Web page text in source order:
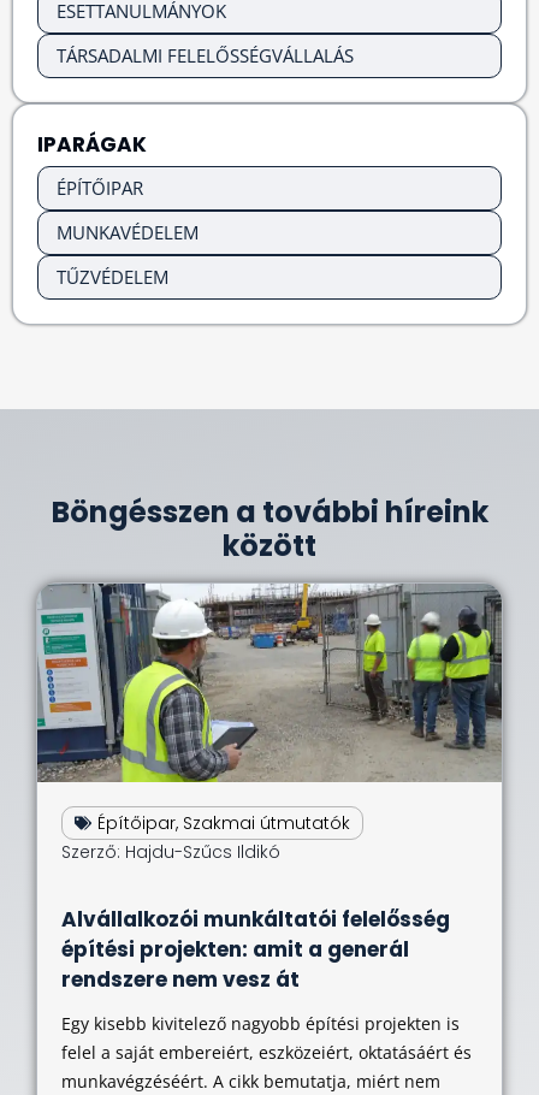
ESETTANULMÁNYOK
TÁRSADALMI FELELŐSSÉGVÁLLALÁS
IPARÁGAK
ÉPÍTŐIPAR
MUNKAVÉDELEM
TŰZVÉDELEM
Böngésszen a további híreink
között
Építőipar, Szakmai útmutatók
Szerző: Hajdu-Szűcs Ildikó
Alvállalkozói munkáltatói felelősség
építési projekten: amit a generál
rendszere nem vesz át
Egy kisebb kivitelező nagyobb építési projekten is
felel a saját embereiért, eszközeiért, oktatásáért és
munkavégzéséért. A cikk bemutatja, miért nem